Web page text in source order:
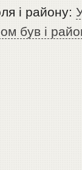
і району:
був і